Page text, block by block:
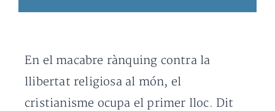
En el macabre rànquing contra la
llibertat religiosa al món, el
cristianisme ocupa el primer lloc. Dit